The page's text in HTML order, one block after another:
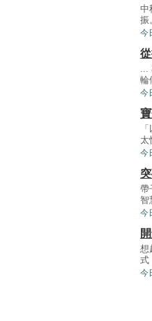
中
振
今
...
輪
今
太
今
帶
智
今
想
式
今